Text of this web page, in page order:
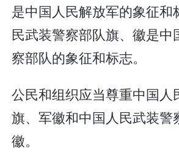
是中国人民解放军的象征和
民武装警察部队旗、徽是中
察部队的象征和标志。
公民和组织应当尊重中国人
旗、军徽和中国人民武装警
徽。